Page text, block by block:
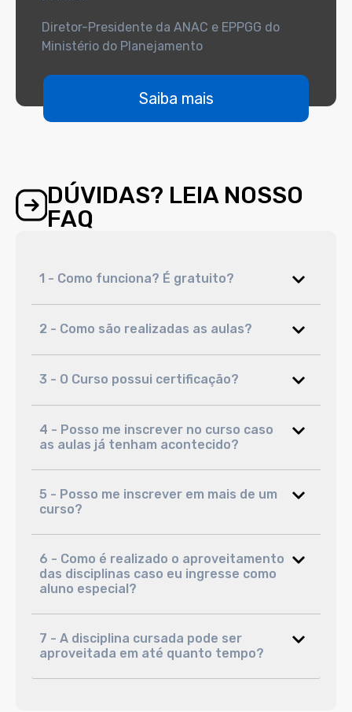
Diretor-Presidente da ANAC e EPPGG do
Ministério do Planejamento
Saiba mais
DÚVIDAS? LEIA NOSSO
FAQ
1 - Como funciona? É gratuito?
2 - Como são realizadas as aulas?
3 - O Curso possui certificação?
4 - Posso me inscrever no curso caso
as aulas já tenham acontecido?
5 - Posso me inscrever em mais de um
curso?
6 - Como é realizado o aproveitamento
das disciplinas caso eu ingresse como
aluno especial?
7 - A disciplina cursada pode ser
aproveitada em até quanto tempo?